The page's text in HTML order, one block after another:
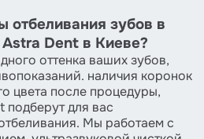
отбеливания зубов в
Dent в Киеве?
оттенка ваших зубов,
наличия коронок
цвета после процедуры,
подберут для вас
Мы работаем с